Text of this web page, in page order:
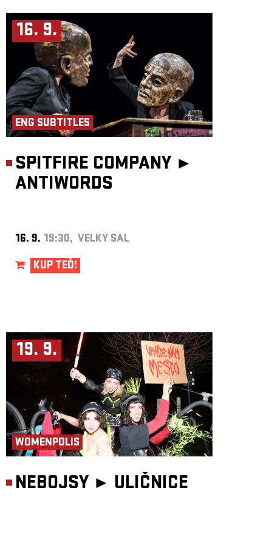
16. 9.
ENG SUBTITLES
SPITFIRE COMPANY ►
ANTIWORDS
16. 9. 19:30, VELKÝ SÁL
KUP TEĎ!
19. 9.
WOMENPOLIS
NEBOJSY ► ULIČNICE